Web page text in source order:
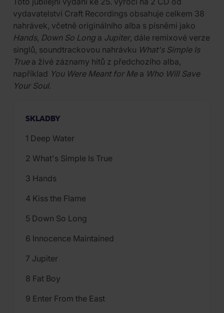
vydavatelství Craft Recordings obsahuje celkem 38
nahrávek, včetně originálního alba s písněmi jako
Hands, Down So Long a Jupiter, dále remixové verze
singlů, soundtrackovou nahrávku What's Simple Is
Truea živé záznamy hitů z předchozího alba,
například You Were Meant for Mea Who Will Save
Your Soul.
SKLADBY
1 Deep Water
2 What's Simple Is True
3 Hands
4 Kiss the Flame
5 Down So Long
6 Innocence Maintained
7 Jupiter
8 Fat Boy
9 Enter From the East